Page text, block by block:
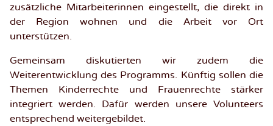
zusätzliche Mitarbeiterinnen eingestellt, die direkt in
der Region wohnen und die Arbeit vor Ort
unterstützen.
Gemeinsam diskutierten wir zudem die
Weiterentwicklung des Programms. Künftig sollen die
Themen Kinderrechte und Frauenrechte stärker
integriert werden. Dafür werden unsere Volunteers
entsprechend weitergebildet.